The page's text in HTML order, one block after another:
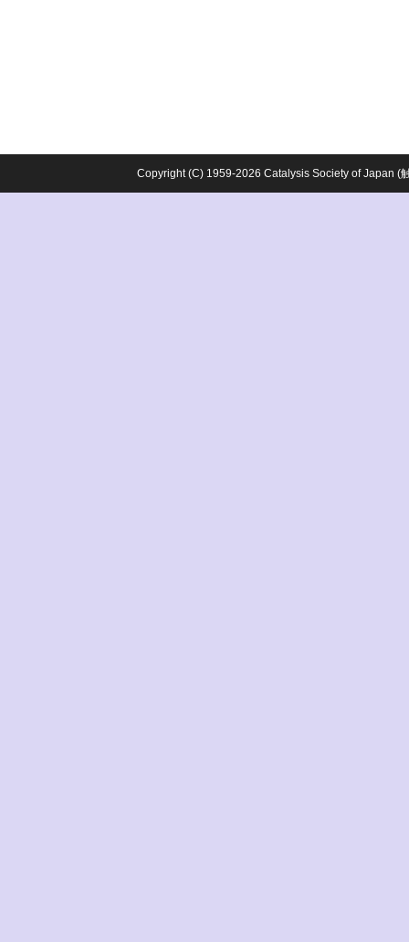
Copyright (C) 1959-2026 Catalysis Society of Japan (